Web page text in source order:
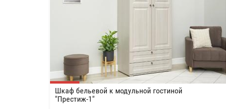
Шкаф бельевой к модульной гостиной
"Престиж-1"